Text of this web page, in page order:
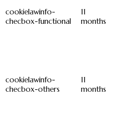
cookielawinfo-
checbox-functional
11
months
cookielawinfo-
checbox-others
11
months